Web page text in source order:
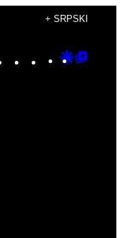
+ SRPSKI
Instagram
TikTok
YouTube
Google